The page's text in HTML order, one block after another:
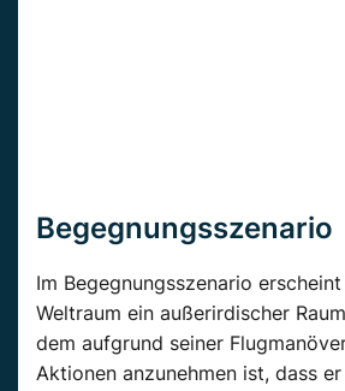
Begegnungsszenario
Im Begegnungsszenario
Weltraum ein außerirdischer
dem aufgrund seiner
Aktionen anzunehmen ist, dass